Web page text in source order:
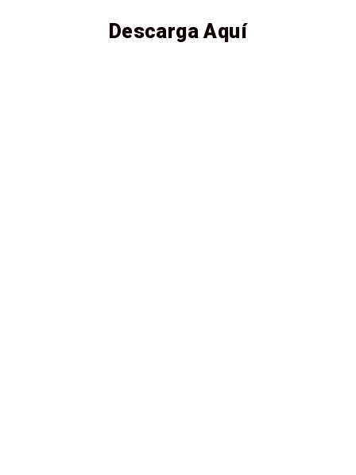
Descarga Aquí